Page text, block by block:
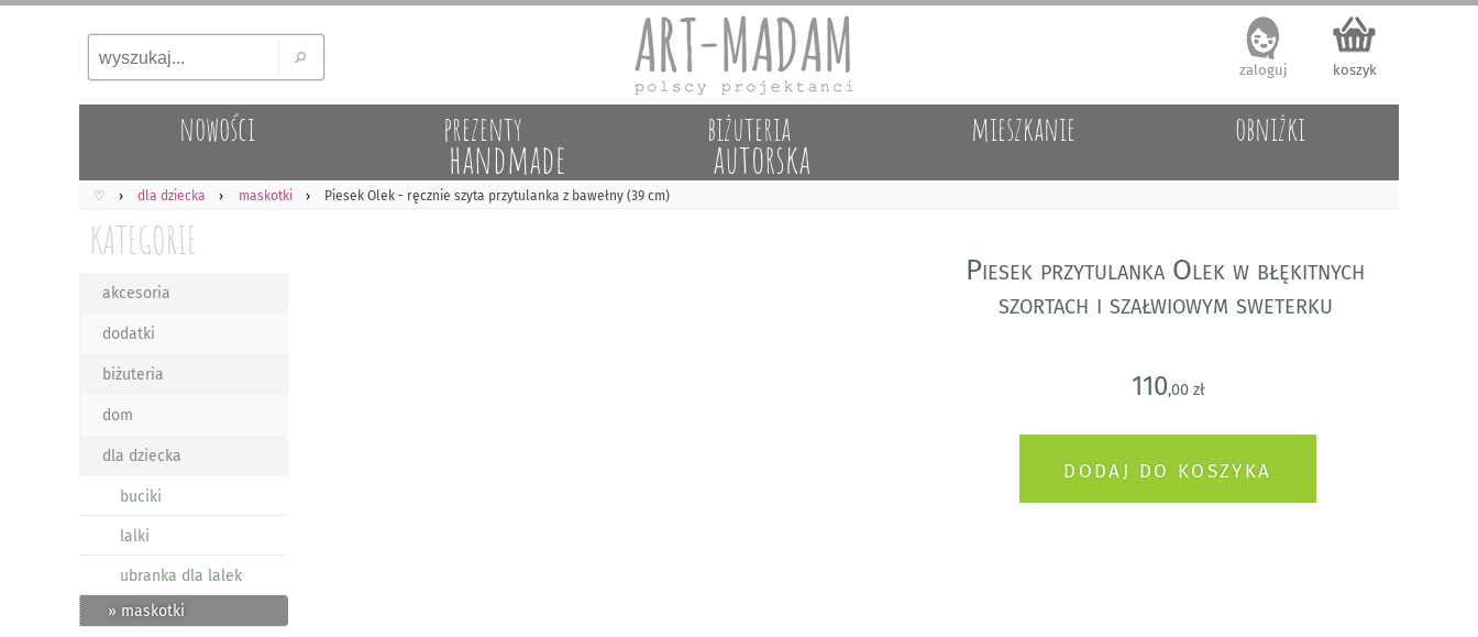
koszyk
zaloguj
nowości prezenty
handmade
biżuteria
autorska
mieszkanie obniżki
♡ dla dziecka maskotki Piesek Olek - ręcznie szyta przytulanka z bawełny (39 cm)
KATEGORIE
akcesoria
dodatki
biżuteria
dom
dla dziecka
buciki
lalki
ubranka dla lalek
» maskotki
Piesek przytulanka Olek w błękitnych
szortach i szałwiowym sweterku
110,00 zł